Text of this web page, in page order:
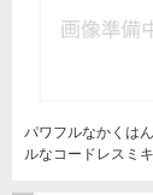
パワフルなかくは
ルなコードレスミ